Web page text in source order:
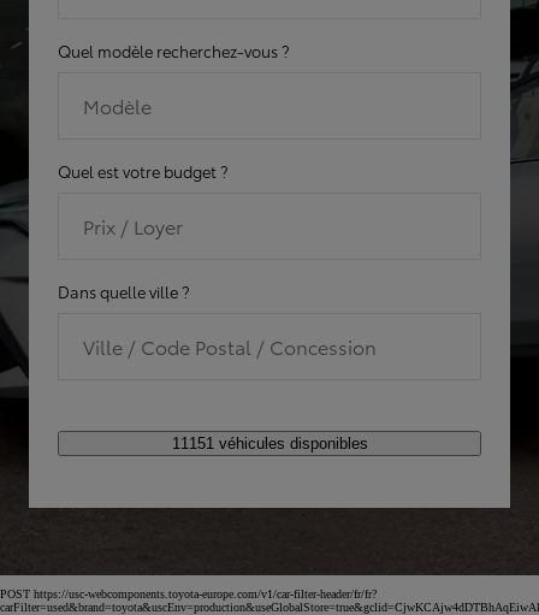
Quel modèle recherchez-vous ?
Modèle
Quel est votre budget ?
Prix / Loyer
Dans quelle ville ?
Ville / Code Postal / Concession
11151 véhicules disponibles
POST https://usc-webcomponents.toyota-europe.com/v1/car-filter-header/fr/fr?